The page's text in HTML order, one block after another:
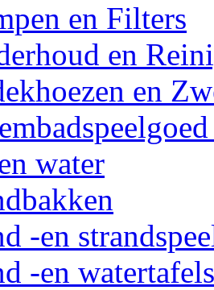
en Filters
en
en
water
-en
-en watertafels